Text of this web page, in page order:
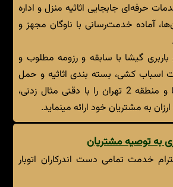
حرفه‌ای جابجایی اثاثیه منزل و اداره
آماده خدمت‌رسانی با ناوگان مجهز و
باربری گیشا با سابقه و رزومه مطلوب و
اسباب کشی، بسته بندی اثاثیه و حمل
بار در محدوده گیشا و منطقه 2 تهران را با دقتی مثال زدنی،
به مشتریان خود ارائه مینماید.
به توصیه مشتریان
خدمت تمامی دست اندرکاران اتوبار